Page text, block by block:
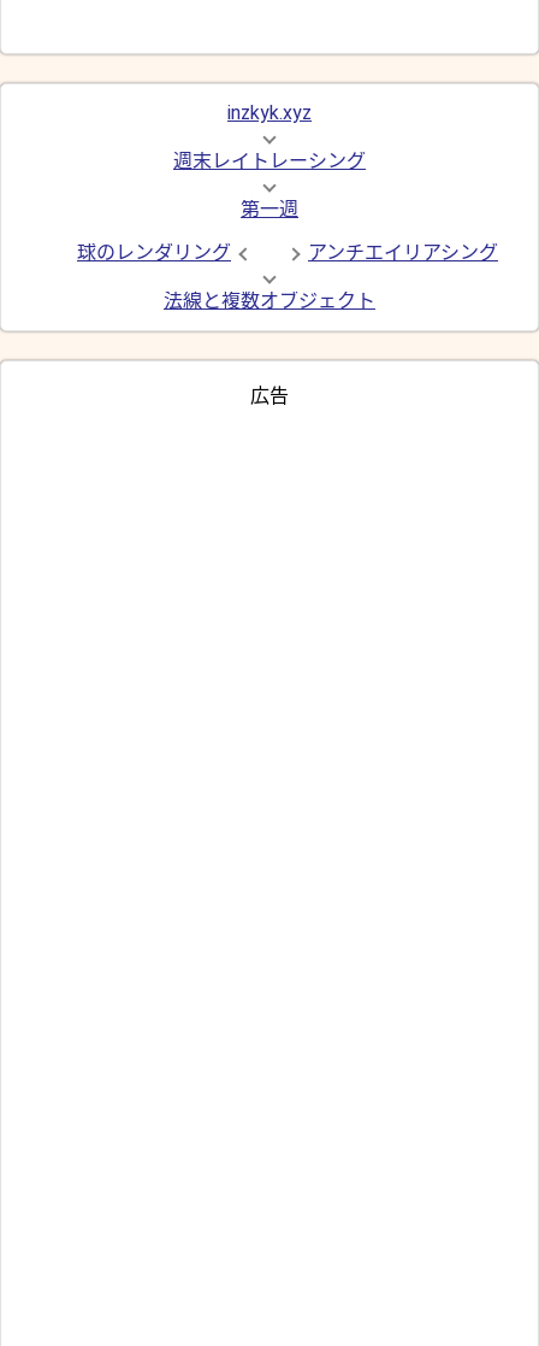
inzkyk.xyz
週末レイトレーシング
第一週
球のレンダリング
アンチエイリアシング
法線と複数オブジェクト
広告